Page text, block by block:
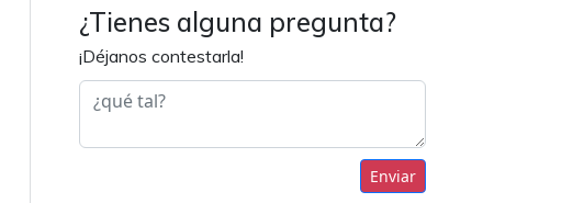
¿Tienes alguna pregunta?
¡Déjanos contestarla!
Enviar